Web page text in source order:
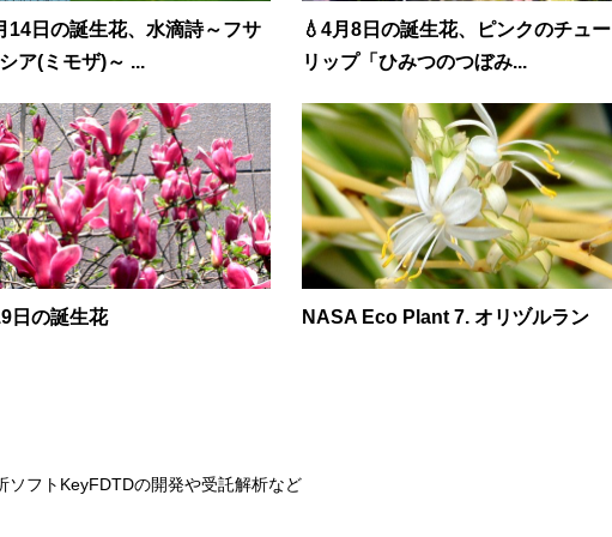
14日の誕生花、水滴詩～フサ
ア(ミモザ)～ ...
💧4月8日の誕生花、ピンクのチュー
リップ「ひみつのつぼみ...
日の誕生花 NASA Eco Plant 7. オリヅルラン
ソフトKeyFDTDの開発や受託解析など